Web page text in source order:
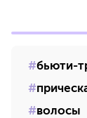
бьюти-
волосы